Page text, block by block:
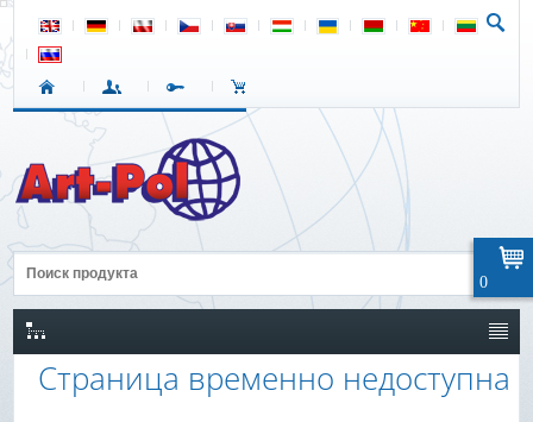
Страница временно недоступна
0